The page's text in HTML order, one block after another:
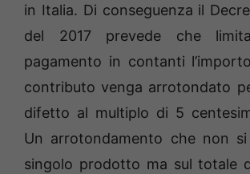
in Italia. Di conseguenza il
del 2017 prevede che
pagamento in contanti
contributo venga arrotondato
difetto al multiplo di 5
Un arrotondamento che non
singolo prodotto ma sul totale